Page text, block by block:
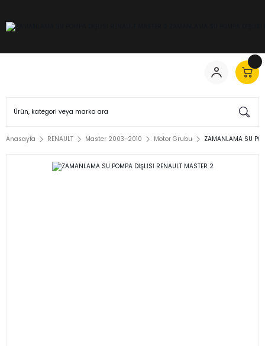
Anasayfa RENAULT Master 2003-2010 Motor Grubu ZAMANLAMA SU